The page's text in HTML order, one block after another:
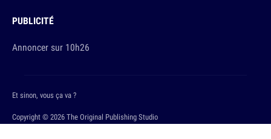
PUBLICITÉ
Annoncer sur 10h26
Copyright © 2026 The Original Publishing Studio
Et sinon, vous ça va ?